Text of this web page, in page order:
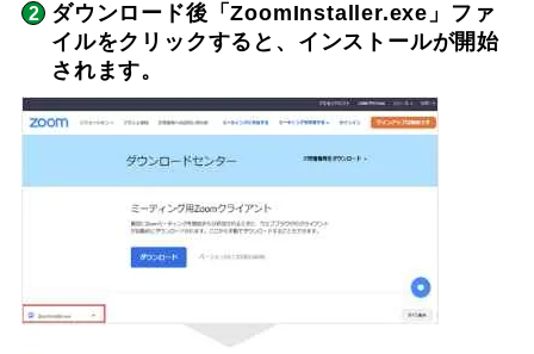
ダウンロード後「ZoomInstaller.exe」ファ
イルをクリックすると、インストールが開始
されます。